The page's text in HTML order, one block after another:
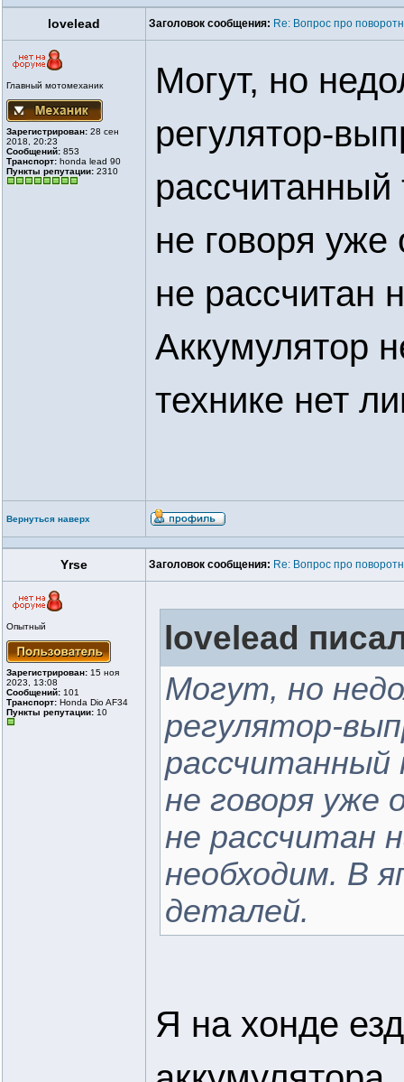
lovelead Заголовок сообщения: Re: Вопрос про
Главный мотомеханик
Зарегистрирован: 28 сен
2018, 20:23
Сообщений: 853
Транспорт: honda lead 90
Пункты репутации: 2310
Могут, но
регулятор-
рассчитанный
не говоря уже
не рассчитан
Аккумулятор
технике нет
Вернуться наверх
Yrse Заголовок сообщения: Re: Вопрос про
Опытный
Зарегистрирован: 15 ноя
2023, 13:08
Сообщений: 101
Транспорт: Honda Dio AF34
Пункты репутации: 10
lovelead
Могут, но
регулятор-
не говоря уже
не рассчитан
необходим. В
деталей.
Я на хонде